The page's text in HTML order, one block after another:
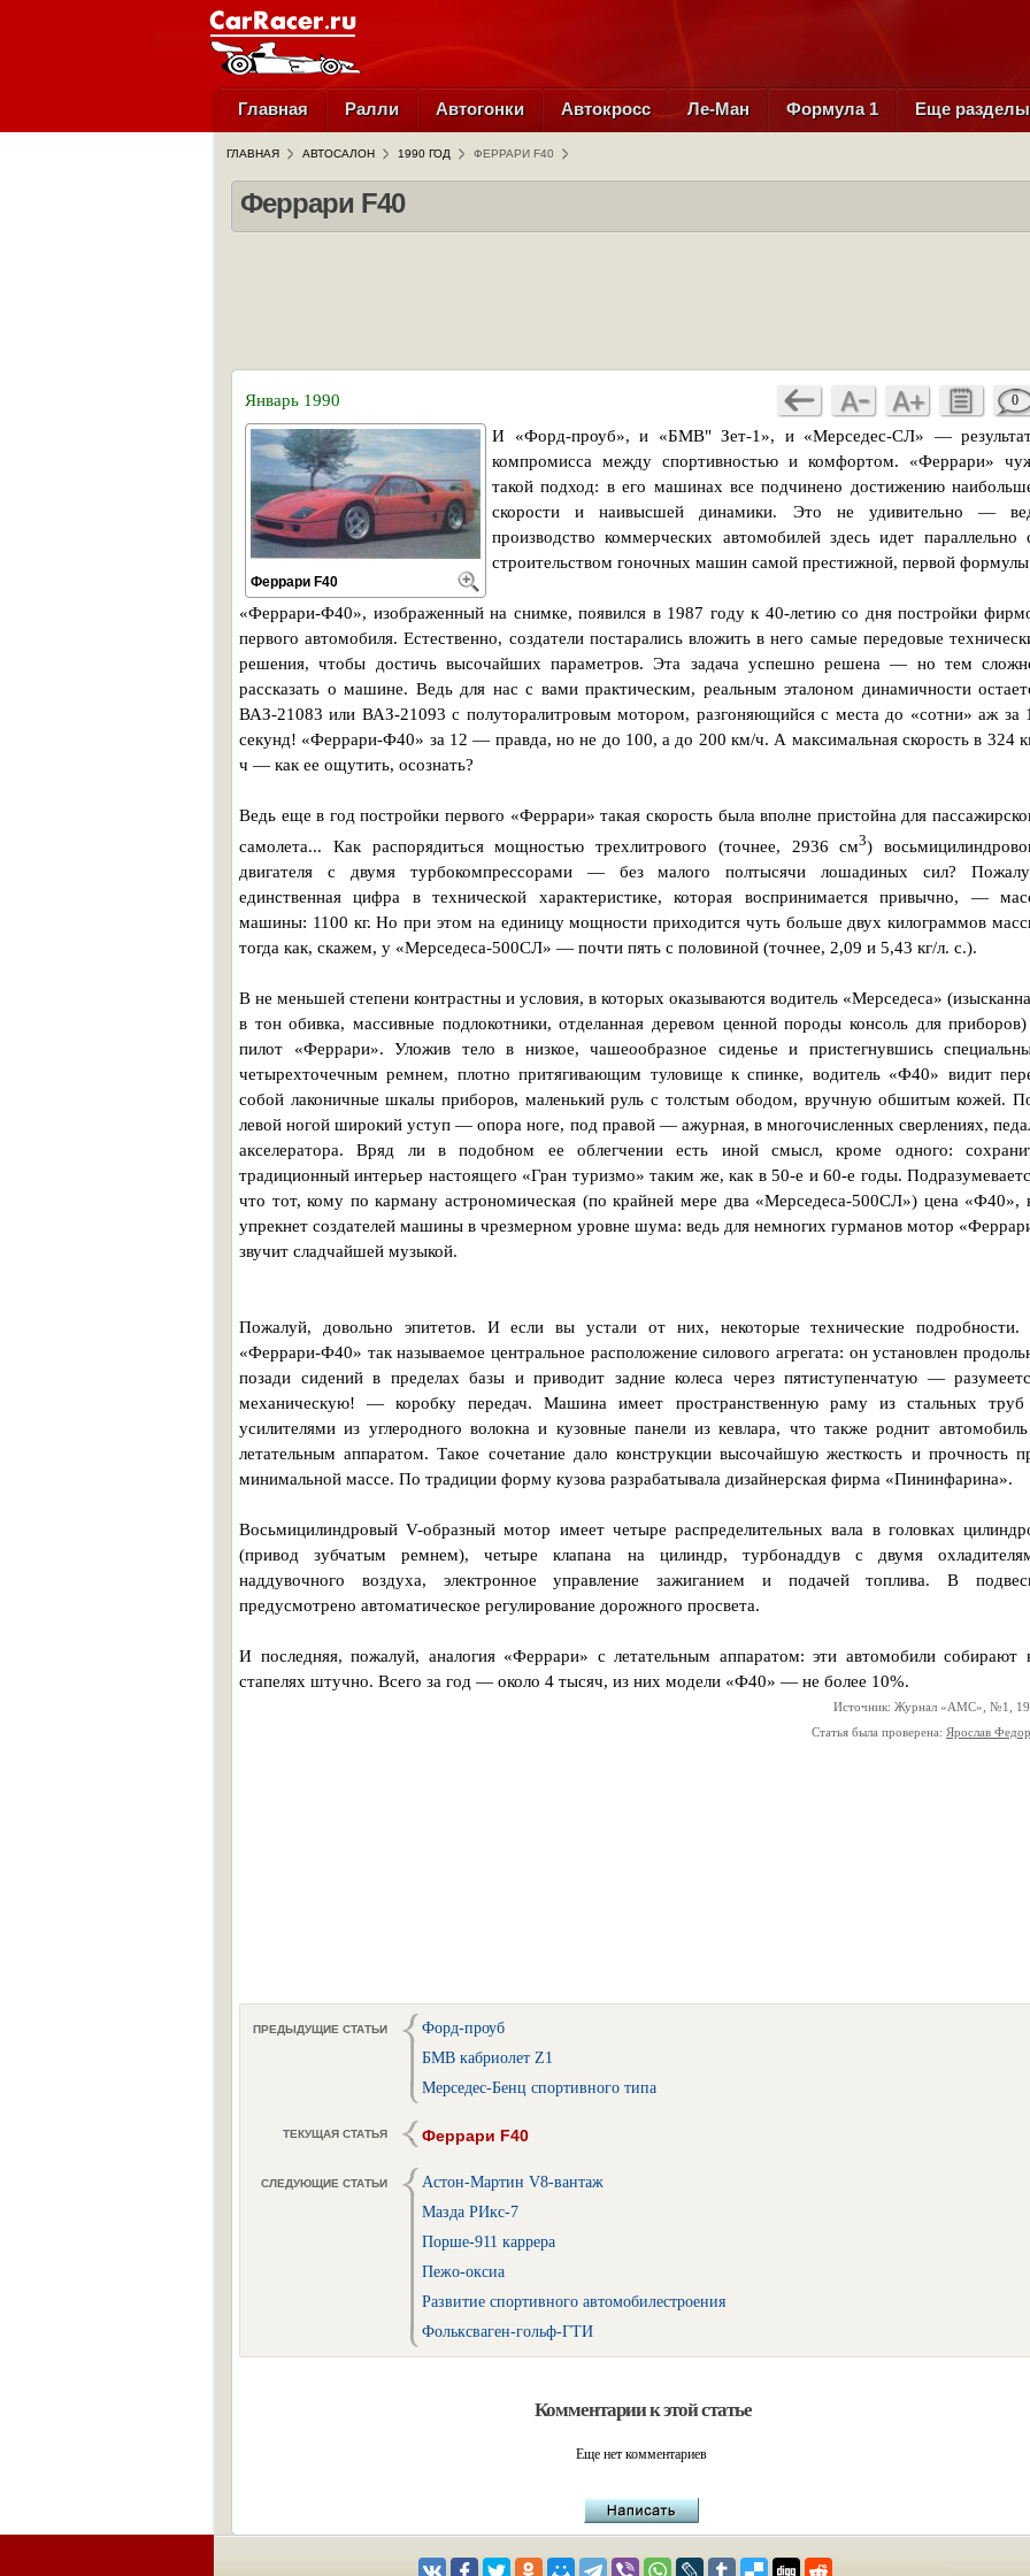
Главная Ралли Автогонки Автокросс Ле-Ман Формула 1 Еще разделы
ГЛАВНАЯ АВТОСАЛОН 1990 ГОД ФЕРРАРИ F40
Феррари F40
Январь 1990 0
Феррари F40
И «Форд-проуб», и «БМВ" Зет-1», и «Мерседес-СЛ» —
компромисса между спортивностью и комфортом. «Феррари»
такой подход: в его машинах все подчинено достижению
скорости и наивысшей динамики. Это не удивительно —
производство коммерческих автомобилей здесь идет параллельно
строительством гоночных машин самой престижной, первой
«Феррари-Ф40», изображенный на снимке, появился в 1987 году к 40-летию со дня постройки
первого автомобиля. Естественно, создатели постарались вложить в него самые передовые
решения, чтобы достичь высочайших параметров. Эта задача успешно решена — но тем
рассказать о машине. Ведь для нас с вами практическим, реальным эталоном динамичности
ВАЗ-21083 или ВАЗ-21093 с полуторалитровым мотором, разгоняющийся с места до «сотни» аж за
секунд! «Феррари-Ф40» за 12 — правда, но не до 100, а до 200 км/ч. А максимальная скорость в 324
ч — как ее ощутить, осознать?
Ведь еще в год постройки первого «Феррари» такая скорость была вполне пристойна для
самолета... Как распорядиться мощностью трехлитрового (точнее, 2936 см3)
двигателя с двумя турбокомпрессорами — без малого полтысячи лошадиных сил?
единственная цифра в технической характеристике, которая воспринимается привычно, —
машины: 1100 кг. Но при этом на единицу мощности приходится чуть больше двух килограммов
тогда как, скажем, у «Мерседеса-500СЛ» — почти пять с половиной (точнее, 2,09 и 5,43 кг/л. с.).
В не меньшей степени контрастны и условия, в которых оказываются водитель «Мерседеса»
в тон обивка, массивные подлокотники, отделанная деревом ценной породы консоль для
пилот «Феррари». Уложив тело в низкое, чашеообразное сиденье и пристегнувшись
четырехточечным ремнем, плотно притягивающим туловище к спинке, водитель «Ф40» видит
собой лаконичные шкалы приборов, маленький руль с толстым ободом, вручную обшитым кожей.
левой ногой широкий уступ — опора ноге, под правой — ажурная, в многочисленных сверлениях,
акселератора. Вряд ли в подобном ее облегчении есть иной смысл, кроме одного:
традиционный интерьер настоящего «Гран туризмо» таким же, как в 50-е и 60-е годы.
что тот, кому по карману астрономическая (по крайней мере два «Мерседеса-500СЛ») цена «Ф40»,
упрекнет создателей машины в чрезмерном уровне шума: ведь для немногих гурманов мотор
звучит сладчайшей музыкой.
Пожалуй, довольно эпитетов. И если вы устали от них, некоторые технические
«Феррари-Ф40» так называемое центральное расположение силового агрегата: он установлен
позади сидений в пределах базы и приводит задние колеса через пятиступенчатую —
механическую! — коробку передач. Машина имеет пространственную раму из стальных
усилителями из углеродного волокна и кузовные панели из кевлара, что также роднит
летательным аппаратом. Такое сочетание дало конструкции высочайшую жесткость и прочность
минимальной массе. По традиции форму кузова разрабатывала дизайнерская фирма «Пининфарина».
Восьмицилиндровый V-образный мотор имеет четыре распределительных вала в головках
(привод зубчатым ремнем), четыре клапана на цилиндр, турбонаддув с двумя
наддувочного воздуха, электронное управление зажиганием и подачей топлива. В
предусмотрено автоматическое регулирование дорожного просвета.
И последняя, пожалуй, аналогия «Феррари» с летательным аппаратом: эти автомобили собирают
стапелях штучно. Всего за год — около 4 тысяч, из них модели «Ф40» — не более 10%.
Источник: Журнал «АМС», №1,
Статья была проверена: Ярослав
ПРЕДЫДУЩИЕ СТАТЬИ
Форд-проуб
БМВ кабриолет Z1
Мерседес-Бенц спортивного типа
ТЕКУЩАЯ СТАТЬЯ Феррари F40
СЛЕДУЮЩИЕ СТАТЬИ
Астон-Мартин V8-вантаж
Мазда РИкс-7
Порше-911 каррера
Пежо-оксиа
Развитие спортивного автомобилестроения
Фольксваген-гольф-ГТИ
Комментарии к этой статье
Еще нет комментариев